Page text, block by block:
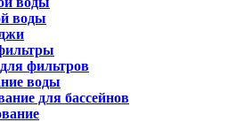
воды
фильтров
воды
для бассейнов